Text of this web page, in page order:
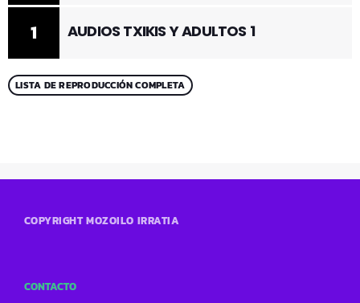
1 AUDIOS TXIKIS Y ADULTOS 1
LISTA DE REPRODUCCIÓN COMPLETA
COPYRIGHT MOZOILO IRRATIA
CONTACTO